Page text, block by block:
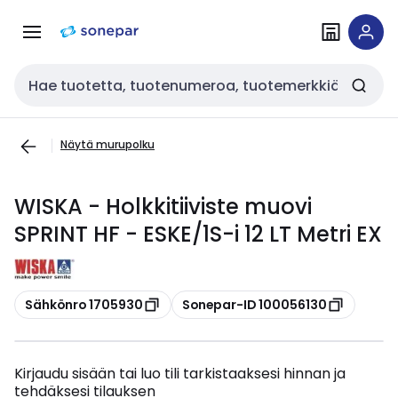
navigointiinsisältöön
Haku
Näytä murupolku
WISKA - Holkkitiiviste muovi
SPRINT HF - ESKE/1S-i 12 LT Metri EX
Kopioi
Sähkönro 1705930 Kopioi
Sonepar-ID 100056130
Kirjaudu sisään tai luo tili tarkistaaksesi hinnan ja
tehdäksesi tilauksen